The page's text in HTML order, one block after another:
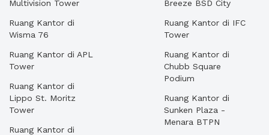
Multivision Tower
Ruang Kantor di
Wisma 76
Ruang Kantor di APL
Tower
Ruang Kantor di
Lippo St. Moritz
Tower
Ruang Kantor di
Breeze BSD City
Ruang Kantor di IFC
Tower
Ruang Kantor di
Chubb Square
Podium
Ruang Kantor di
Sunken Plaza -
Menara BTPN